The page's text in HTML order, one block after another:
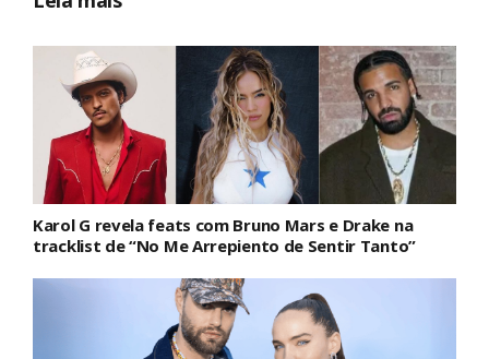
Karol G revela feats com Bruno Mars e Drake na
tracklist de “No Me Arrepiento de Sentir Tanto”